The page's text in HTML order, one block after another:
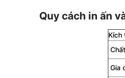
Quy cách in ấn
Kích
Gia